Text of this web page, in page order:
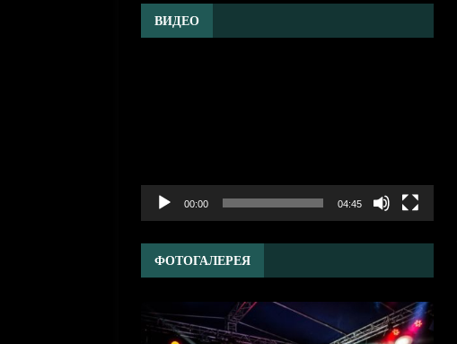
ВИДЕО
00:00 04:45
ФОТОГАЛЕРЕЯ